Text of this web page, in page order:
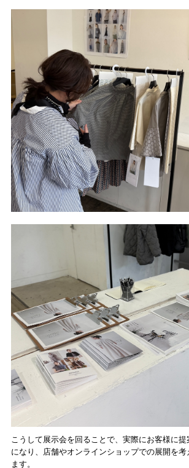
こうして展示会を回ることで、実際にお客様に
になり、店舗やオンラインショップでの展開を考
ます。